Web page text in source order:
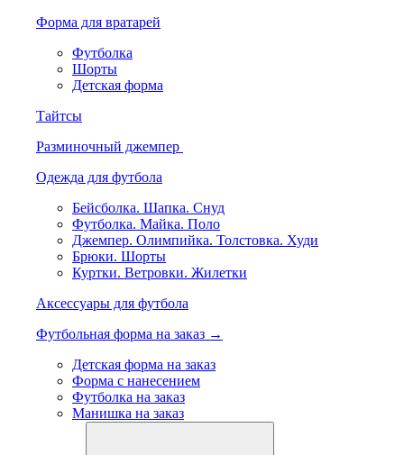
Форма для вратарей
Футболка
Шорты
Детская форма
Тайтсы
Разминочный джемпер
Одежда для футбола
Бейсболка. Шапка. Снуд
Футболка. Майка. Поло
Джемпер. Олимпийка. Толстовка. Худи
Брюки. Шорты
Куртки. Ветровки. Жилетки
Аксессуары для футбола
Футбольная форма на заказ →
Детская форма на заказ
Форма с нанесением
Футболка на заказ
Манишка на заказ